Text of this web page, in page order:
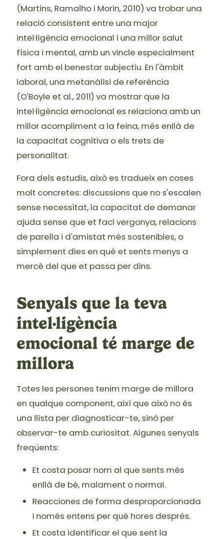
(Martins, Ramalho i Morin, 2010) va trobar una
relació consistent entre una major
intel·ligència emocional i una millor salut
física i mental, amb un vincle especialment
fort amb el benestar subjectiu. En l'àmbit
laboral, una metanàlisi de referència
(O'Boyle et al., 2011) va mostrar que la
intel·ligència emocional es relaciona amb un
millor acompliment a la feina, més enllà de
la capacitat cognitiva o els trets de
personalitat.
Fora dels estudis, això es tradueix en coses
molt concretes: discussions que no s'escalen
sense necessitat, la capacitat de demanar
ajuda sense que et faci vergonya, relacions
de parella i d'amistat més sostenibles, o
simplement dies en què et sents menys a
mercè del que et passa per dins.
Senyals que la teva
intel·ligència
emocional té marge de
millora
Totes les persones tenim marge de millora
en qualque component, així que això no és
una llista per diagnosticar-te, sinó per
observar-te amb curiositat. Algunes senyals
freqüents:
Et costa posar nom al que sents més
enllà de bé, malament o normal.
Reacciones de forma desproporcionada
i només entens per què hores després.
Et costa identificar el que sent la